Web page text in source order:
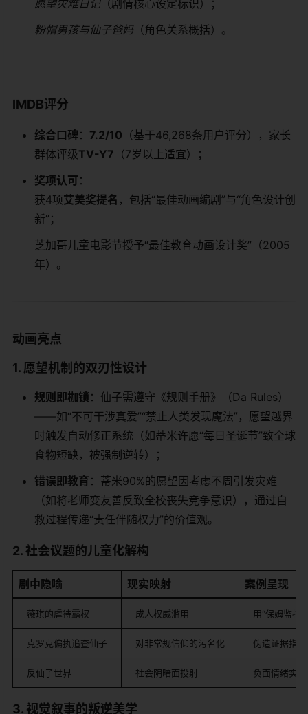
愿望灾难日记（剧情核心设定标识）；
粉帽男孩与仙子爸妈 （角色关系概括）。
​IMDB评分​
​综合口碑​ ​：​ ​7.2/10​ ​（基于46,268条用户评分），家长
群体评级​​TV-Y7​ ​（7岁以上适宜）；
​奖项认可​ ​：
获4项​​艾美奖提名​ ​，包括“最佳动画编剧”与“角色设计创
新”；
芝加哥儿童电影节授予“最佳教育动画设计奖”（2005
年）。
​动画亮点​
​1. 愿望机制的双刃性设计​
​规则即枷锁​ ​：仙子需遵守《规则手册》（Da Rules）
——如“不可干涉真爱”“禁止人类发现魔法”，愿望越界
时触发自动修正系统（如蒂米许愿“每日圣诞节”致全球
食物短缺，被强制逆转）；
​错误即教育​ ​：蒂米90%的愿望因考虑不周引发灾难
（如将老师变友善反致全校丧失竞争意识），通过自
救过程传递“责任伴随权力”的价值观。
​2. 社会议题的儿童化解构​
​剧中隐喻​ ​现实映射​ ​案例呈现​
薇琪的虐待霸权 成人权威滥用 用“保姆监控
克罗克偏执追查仙子 对非常规信仰的污名化 伪造证据指
反仙子世界 社会阴暗面投射 负面情绪实
​3. 视觉叙事的叛逆美学​